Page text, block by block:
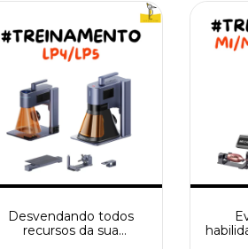
Desvendando todos
recursos da sua